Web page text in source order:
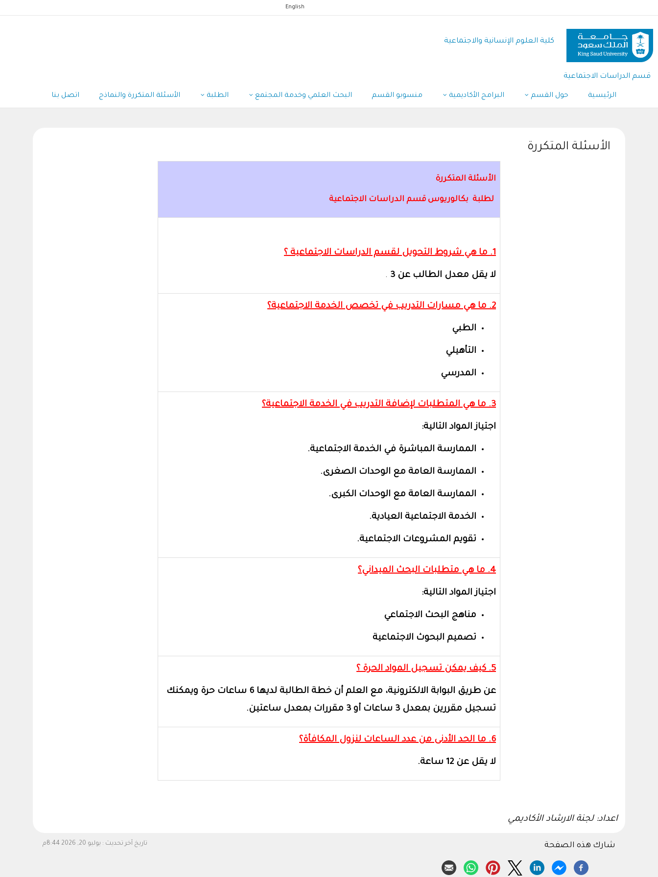
المحتوى
الرئيسي
English
كلية العلوم اﻹنسانية واﻻجتماعية
قسم الدراسات الاجتماعية
الرئيسية حول القسم البرامج الأكاديمية منسوبو القسم البحث العلمي وخدمة المجتمع الطلبة الأسئلة المتكررة والنماذج اتصل بنا
الأسئلة المتكررة
الأسئلة المتكررة
لطلبة بكالوريوس قسم الدراسات الاجتماعية
1. ما هي شروط التحويل لقسم الدراسات الاجتماعية ؟
لا يقل معدل الطالب عن 3 .
2. ما هي مسارات التدريب في تخصص الخدمة الاجتماعية؟
الطبي
التأهيلي
المدرسي
3. ما هي المتطلبات لإضافة التدريب في الخدمة الاجتماعية؟
اجتياز المواد التالية:
الممارسة المباشرة في الخدمة الاجتماعية.
الممارسة العامة مع الوحدات الصغرى.
الممارسة العامة مع الوحدات الكبرى.
الخدمة الاجتماعية العيادية.
تقويم المشروعات الاجتماعية.
4. ما هي متطلبات البحث الميداني؟
اجتياز المواد التالية:
مناهج البحث الاجتماعي
تصميم البحوث الاجتماعية
5. كيف يمكن تسجيل المواد الحرة ؟
عن طريق البوابة الالكترونية، مع العلم أن خطة الطالبة لديها 6 ساعات حرة ويمكنك
تسجيل مقررين بمعدل 3 ساعات أو 3 مقررات بمعدل ساعتين
.
6. ما الحد الأدنى من عدد الساعات لنزول المكافأة؟
لا يقل عن 12 ساعة .
اعداد: لجنة الارشاد الأكاديمي
تاريخ آخر تحديث : يوليو 20, 2026 8:44م شارك هذه الصفحة